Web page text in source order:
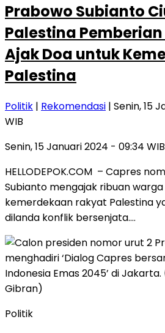
Prabowo Subianto
Palestina
Ajak Doa untuk
Palestina
Politik | Rekomendasi | Senin, 15
WIB
Senin, 15 Januari 2024 - 09:34 WIB
HELLODEPOK.COM – Capres
Subianto mengajak ribuan
kemerdekaan rakyat Palestina
dilanda konflik bersenjata….
Politik